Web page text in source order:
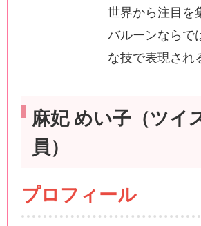
世界から注目を
バルーンならで
な技で表現され
麻妃 めい子（ツイ
員）
プロフィール